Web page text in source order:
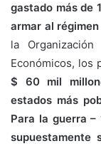
gastado más de
armar al
la
Económicos, los
$ 60 mil
estados más
Para la guerra –
supuestamente